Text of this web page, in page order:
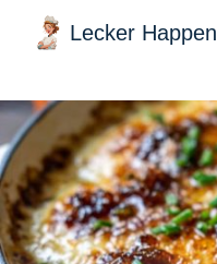
Zum
Inhalt
springen
Lecker Happen